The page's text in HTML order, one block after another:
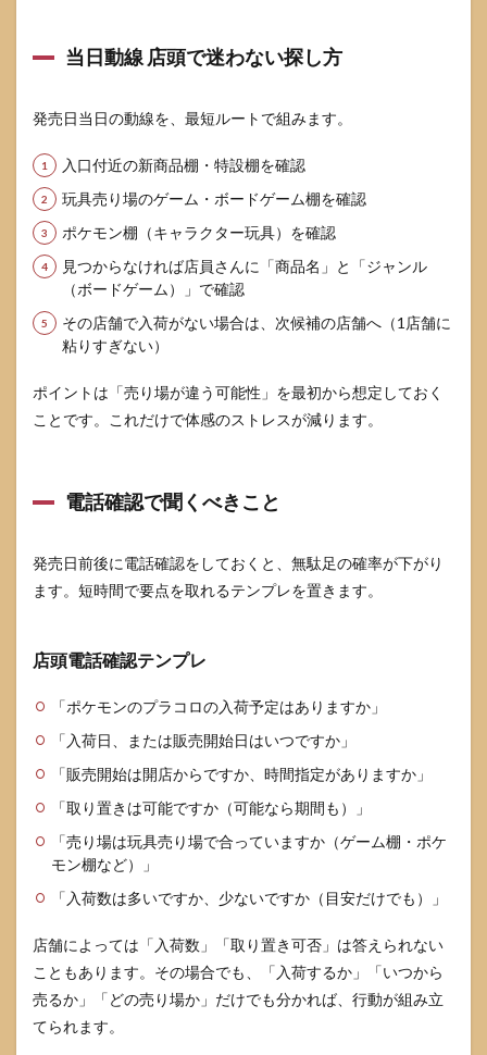
当日動線 店頭で迷わない探し方
発売日当日の動線を、最短ルートで組みます。
入口付近の新商品棚・特設棚を確認
玩具売り場のゲーム・ボードゲーム棚を確認
ポケモン棚（キャラクター玩具）を確認
見つからなければ店員さんに「商品名」と「ジャンル
（ボードゲーム）」で確認
その店舗で入荷がない場合は、次候補の店舗へ（1店舗に
粘りすぎない）
ポイントは「売り場が違う可能性」を最初から想定しておく
ことです。これだけで体感のストレスが減ります。
電話確認で聞くべきこと
発売日前後に電話確認をしておくと、無駄足の確率が下がり
ます。短時間で要点を取れるテンプレを置きます。
店頭電話確認テンプレ
「ポケモンのプラコロの入荷予定はありますか」
「入荷日、または販売開始日はいつですか」
「販売開始は開店からですか、時間指定がありますか」
「取り置きは可能ですか（可能なら期間も）」
「売り場は玩具売り場で合っていますか（ゲーム棚・ポケ
モン棚など）」
「入荷数は多いですか、少ないですか（目安だけでも）」
店舗によっては「入荷数」「取り置き可否」は答えられない
こともあります。その場合でも、「入荷するか」「いつから
売るか」「どの売り場か」だけでも分かれば、行動が組み立
てられます。